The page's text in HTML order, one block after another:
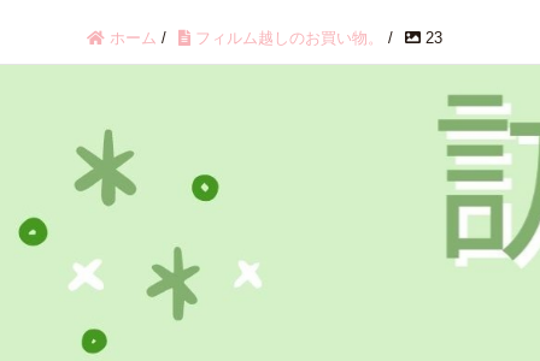
ホーム / フィルム越しのお買い物。 / 23